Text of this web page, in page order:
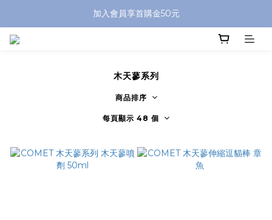
加入會員享首購金50元
木天蓼系列
商品排序
每頁顯示 48 個